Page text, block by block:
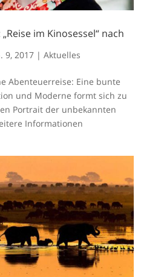
im Kinosessel“ nach
9, 2017| Aktuelles
Abenteuerreise: Eine bunte
und Moderne formt sich zu
Portrait der unbekannten
Informationen